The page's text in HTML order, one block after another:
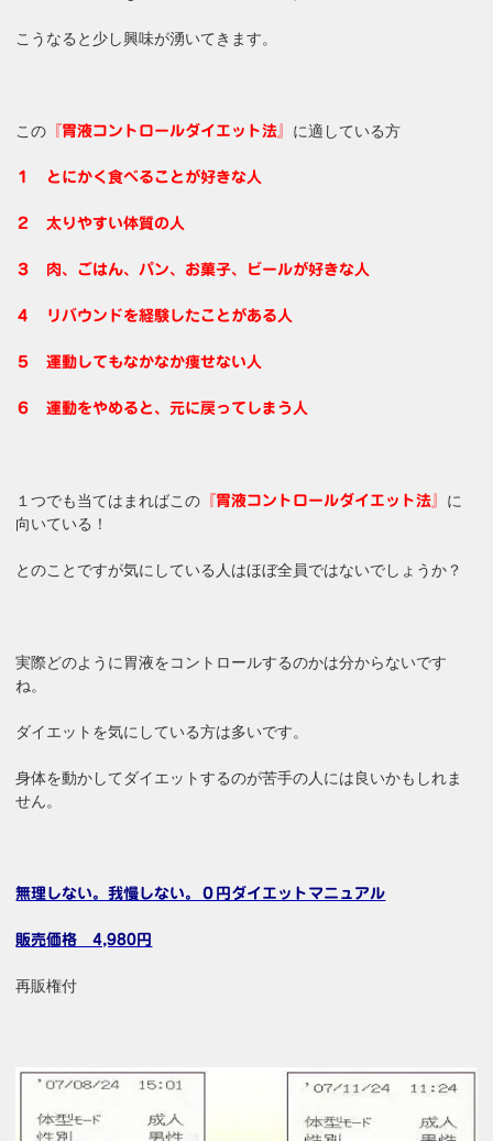
こうなると少し興味が湧いてきます。
この 『胃液コントロールダイエット法』 に適している方
１ とにかく食べることが好きな人
２ 太りやすい体質の人
３ 肉、ごはん、パン、お菓子、ビールが好きな人
４ リバウンドを経験したことがある人
５ 運動してもなかなか痩せない人
６ 運動をやめると、元に戻ってしまう人
１つでも当てはまればこの 『胃液コントロールダイエット法』 に
向いている！
とのことですが気にしている人はほぼ全員ではないでしょうか？
実際どのように胃液をコントロールするのかは分からないです
ね。
ダイエットを気にしている方は多いです。
身体を動かしてダイエットするのが苦手の人には良いかもしれま
せん。
無理しない。我慢しない。０円ダイエットマニュアル
販売価格 4,980円
再販権付